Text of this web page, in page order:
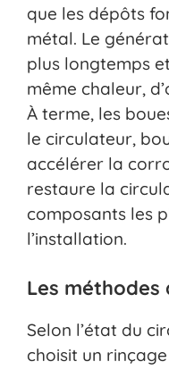
que les dépôts
métal. Le
plus longtemps
même chaleur,
À terme, les
le circulateur,
accélérer la
restaure la
composants les
l’installation.
Les méthodes
Selon l’état du
choisit un